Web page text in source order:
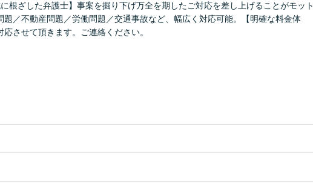
に根ざした弁護士】事案を掘り下げ万全を期したご対応を差し上げることがモット
題／不動産問題／労働問題／交通事故など、幅広く対応可能。【明確な料金体
させて頂きます。ご連絡ください。